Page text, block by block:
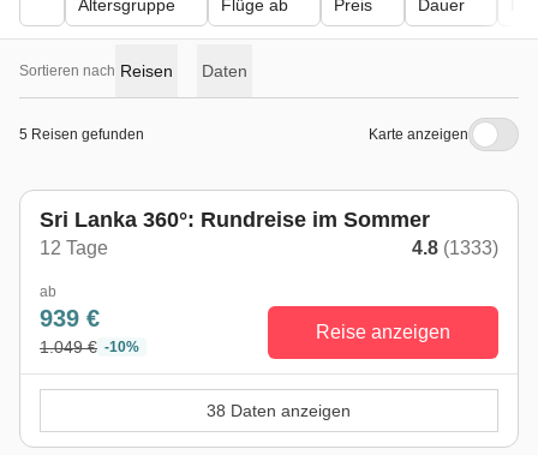
Altersgruppe Flüge ab Preis Dauer
Sortieren nach Reisen Daten
5 Reisen gefunden Karte anzeigen
Sri Lanka 360°: Rundreise im Sommer
12 Tage 4.8 (1333)
ab
939 €
1.049 € -10%
Reise anzeigen
38 Daten anzeigen